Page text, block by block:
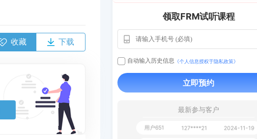
收藏 下载
领取FRM试听课程
自动输入历史信息 《个人信息授权于隐私政策》
立即预约
最新参与客户
112****290
130****8017